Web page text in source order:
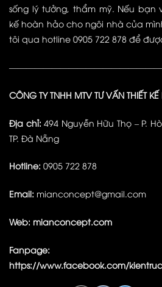
sống lý tưởng, thẩm mỹ. Nếu bạn
kế hoàn hảo cho ngôi nhà của
tôi qua hotline 0905 722 878 để
CÔNG TY TNHH MTV TƯ VẤN THIẾT
Địa chỉ:494 Nguyễn Hữu Thọ – P.
TP. Đà Nẵng
Hotline: 0905 722 878
Email: mianconcept@gmail.com
Web: mianconcept.com
Fanpage:
https://www.facebook.com/